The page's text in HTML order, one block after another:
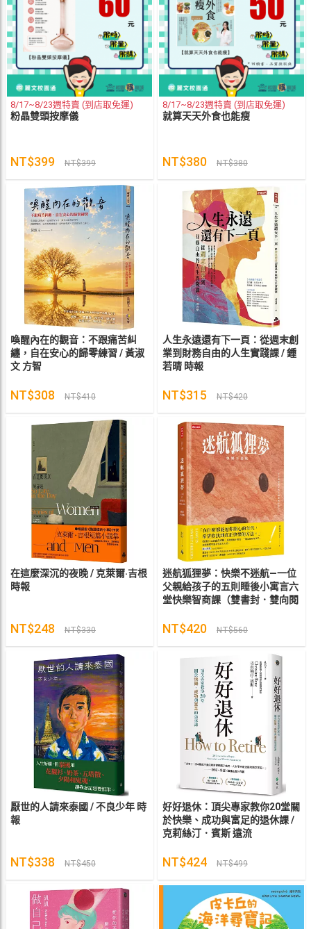
8/17~8/23週特賣 (到店取免運)
粉晶雙頭按摩儀
NT$399 NT$399
8/17~8/23週特賣 (到店取免運)
就算天天外食也能瘦
NT$380 NT$380
喚醒內在的觀音：不跟痛苦糾
纏，自在安心的歸零練習 / 黃淑
文 方智
NT$308 NT$410
人生永遠還有下一頁：從週末創
業到財務自由的人生實踐課 / 鍾
若晴 時報
NT$315 NT$420
在這麼深沉的夜晚 / 克萊爾‧吉根
時報
NT$248 NT$330
迷航狐狸夢：快樂不迷航—一位
父親給孩子的五則睡後小寓言六
堂快樂智商課（雙書封．雙向閱
NT$420 NT$560
厭世的人請來泰國 / 不良少年 時
報
NT$338 NT$450
好好退休：頂尖專家教你20堂關
於快樂、成功與富足的退休課 /
克莉絲汀．賓斯 遠流
NT$424 NT$499